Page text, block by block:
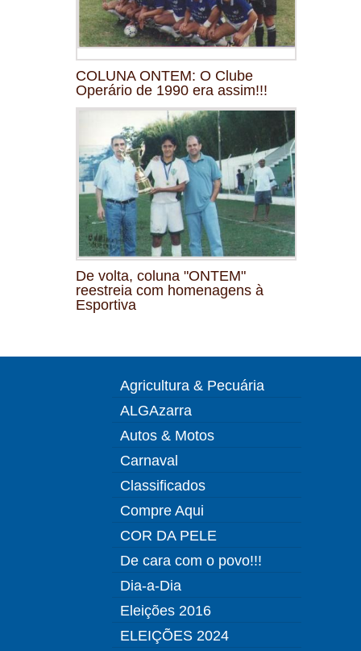
COLUNA ONTEM: O Clube
Operário de 1990 era assim!!!
De volta, coluna "ONTEM"
reestreia com homenagens à
Esportiva
Agricultura & Pecuária
ALGAzarra
Autos & Motos
Carnaval
Classificados
Compre Aqui
COR DA PELE
De cara com o povo!!!
Dia-a-Dia
Eleições 2016
ELEIÇÕES 2024